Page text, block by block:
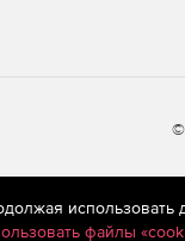
©
использовать
файлы